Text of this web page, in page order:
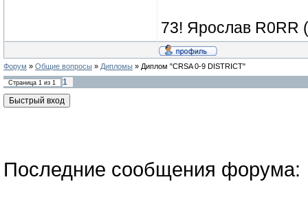
73! Ярослав R0RR
Форум » Общие вопросы » Дипломы » Диплом "CRSA 0-9 DISTRICT"
Страница 1 из 1 1
Последние сообщения форума: